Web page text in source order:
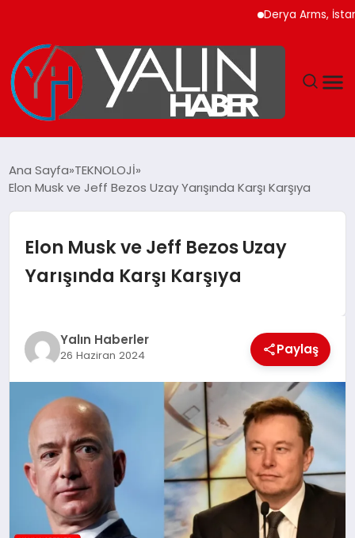
Derya Arms,
DÜNYA
EKONOMİ
EĞİTİM
TEKNOLOJİ
MAGAZİN
SAĞLIK
Ana Sayfa TEKNOLOJİ
Elon Musk ve Jeff Bezos Uzay Yarışında Karşı Karşıya
Elon Musk ve Jeff Bezos Uzay
Yarışında Karşı Karşıya
Yalın Haberler
26 Haziran 2024 Paylaş